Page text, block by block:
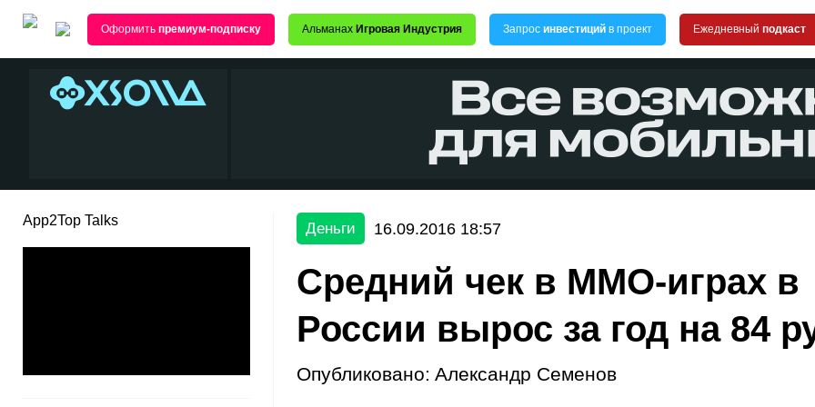
Оформить премиум-подписку Альманах Игровая Индустрия Запрос инвестиций в проект Ежедневный подкаст
App2Top Talks Деньги 16.09.2016 18:57
Средний чек в MMO-играх в
России вырос за год на 84
Опубликовано: Александр Семенов